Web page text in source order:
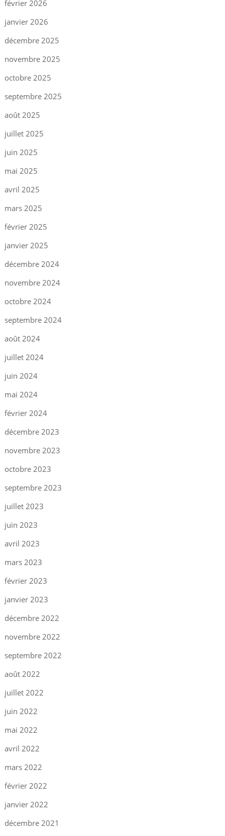
février 2026
janvier 2026
décembre 2025
novembre 2025
octobre 2025
septembre 2025
août 2025
juillet 2025
juin 2025
mai 2025
avril 2025
mars 2025
février 2025
janvier 2025
décembre 2024
novembre 2024
octobre 2024
septembre 2024
août 2024
juillet 2024
juin 2024
mai 2024
février 2024
décembre 2023
novembre 2023
octobre 2023
septembre 2023
juillet 2023
juin 2023
avril 2023
mars 2023
février 2023
janvier 2023
décembre 2022
novembre 2022
septembre 2022
août 2022
juillet 2022
juin 2022
mai 2022
avril 2022
mars 2022
février 2022
janvier 2022
décembre 2021